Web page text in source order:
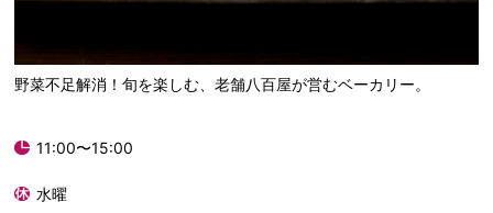
野菜不足解消！旬を楽しむ、老舗八百屋が営むベーカリー。
11:00〜15:00
水曜